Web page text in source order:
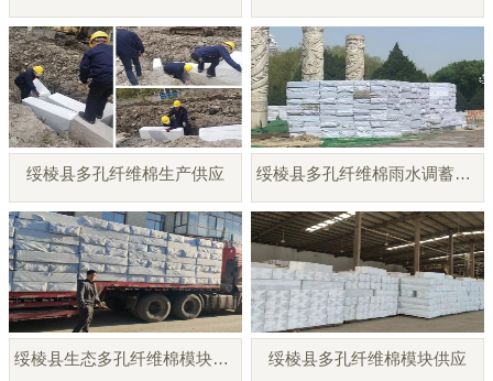
绥棱县多孔纤维棉生产供应 绥棱县多孔纤维棉雨水调蓄模块
绥棱县生态多孔纤维棉模块厂家 绥棱县多孔纤维棉模块供应